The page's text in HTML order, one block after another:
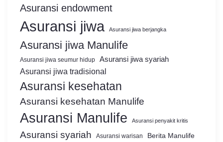
Asuransi endowment
Asuransi jiwa Asuransi jiwa berjangka
Asuransi jiwa Manulife
Asuransi jiwa seumur hidup Asuransi jiwa syariah
Asuransi jiwa tradisional
Asuransi kesehatan
Asuransi kesehatan Manulife
Asuransi Manulife Asuransi penyakit kritis
Asuransi syariah Asuransi warisan Berita Manulife